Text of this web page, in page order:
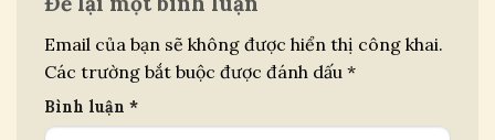
Email của bạn sẽ không được hiển thị công khai.
Các trường bắt buộc được đánh dấu *
Bình luận *